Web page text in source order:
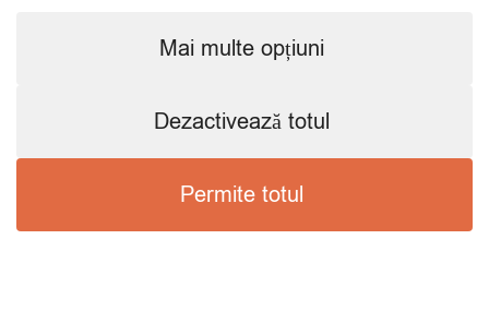
Mai multe opțiuni
Dezactivează totul
Permite totul